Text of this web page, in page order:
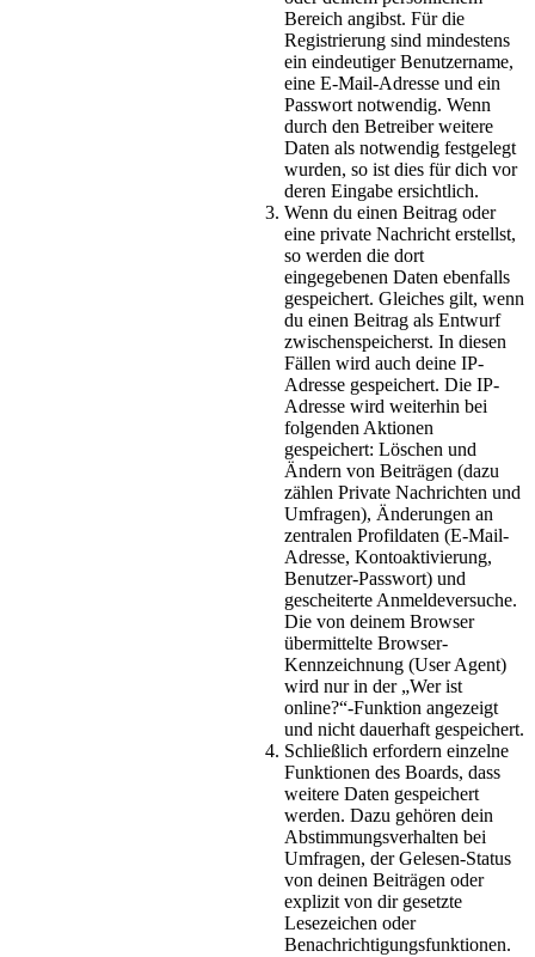
Bereich angibst. Für die
Registrierung sind mindestens
ein eindeutiger Benutzername,
eine E-Mail-Adresse und ein
Passwort notwendig. Wenn
durch den Betreiber weitere
Daten als notwendig festgelegt
wurden, so ist dies für dich vor
deren Eingabe ersichtlich.
Wenn du einen Beitrag oder
eine private Nachricht erstellst,
so werden die dort
eingegebenen Daten ebenfalls
gespeichert. Gleiches gilt, wenn
du einen Beitrag als Entwurf
zwischenspeicherst. In diesen
Fällen wird auch deine IP-
Adresse gespeichert. Die IP-
Adresse wird weiterhin bei
folgenden Aktionen
gespeichert: Löschen und
Ändern von Beiträgen (dazu
zählen Private Nachrichten und
Umfragen), Änderungen an
zentralen Profildaten (E-Mail-
Adresse, Kontoaktivierung,
Benutzer-Passwort) und
gescheiterte Anmeldeversuche.
Die von deinem Browser
übermittelte Browser-
Kennzeichnung (User Agent)
wird nur in der „Wer ist
online?“-Funktion angezeigt
und nicht dauerhaft gespeichert.
Schließlich erfordern einzelne
Funktionen des Boards, dass
weitere Daten gespeichert
werden. Dazu gehören dein
Abstimmungsverhalten bei
Umfragen, der Gelesen-Status
von deinen Beiträgen oder
explizit von dir gesetzte
Lesezeichen oder
Benachrichtigungsfunktionen.